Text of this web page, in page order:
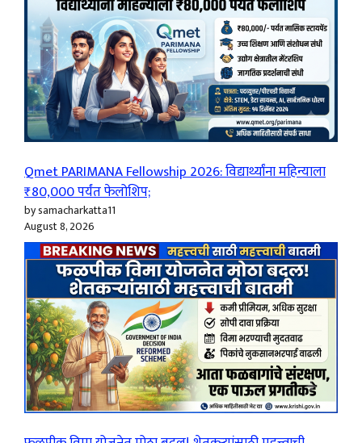
Qmet PARIMANA Fellowship 2026: विद्यार्थ्यांना महिन्याला
₹80,000 पर्यंत फेलोशिप;
by samacharkatta11
August 8, 2026